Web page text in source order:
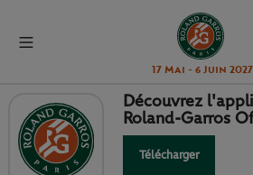
17 Mai - 6 Juin 2027
J15 : LES 10 CHIFFRES
MARQUANTS
Découvrez
Roland-Garros
Télécharger